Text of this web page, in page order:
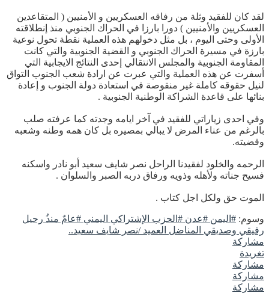
لقد كان للفقيد وثلة من رفاقه العسكريين و الأمنيين ( المتقاعدين
العسكريين والأمنيين ) دورا بارزا في الحراك الجنوبي منذ إنطلاقته
الأولى وحتى اليوم ، بل مثل دخولهم هذه العملية نقطة تحول نوعية
بارزة في مسيرة الحراك الجنوبي و القضية الجنوبية والتي كانت
المقاومة الجنوبية والمجلس الانتقالي إحدى النتائج الايجابية التي
أسفرت عن هذه العملية والتي عبرت عن ارادة شعب الجنوب التواق
لنيل حقوقه كاملة غير منقوصة في استعادة دولة الجنوب و إعادة
بنائها على قاعدة الشراكة الوطنية الجنوبية .
وفي احدى زياراتي للفقيد في آخر ايامه وجدته كما عرفته صلب
بالرغم من عناء المرض لا يبالي بمصيره بل كان همه وطنه وشعبه
وقضيته.
الرحمه والخلود لفقيدنا الراحل نصر شايف سعيد أبو نادر واسكنه
فسيح جناته ولأهله وذويه ورفاق دربه الصبر والسلوان .
الموت حق ولكل اجل كتاب .
وسوم: #اليمن #عدن #الحزب الإشتراكي اليمني #عامٌ منذُ رحيل
رفيقي وصديقي المناضل العميد /نصر شايف سعيد..
مشاركة
تغريدة
مشاركة
مشاركة
مشاركة